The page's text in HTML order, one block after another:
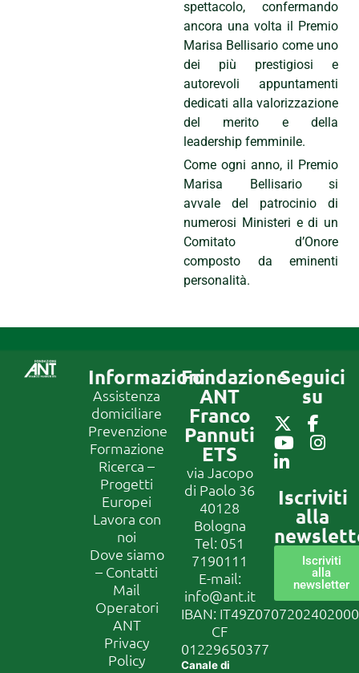
spettacolo, confermando
ancora una volta il Premio
Marisa Bellisario come uno
dei più prestigiosi e
autorevoli appuntamenti
dedicati alla valorizzazione
del merito e della
leadership femminile.
Come ogni anno, il Premio
Marisa Bellisario si
avvale del patrocinio di
numerosi Ministeri e di un
Comitato d’Onore
composto da eminenti
personalità.
Informazioni
Assistenza
domiciliare
Prevenzione
Formazione
Ricerca –
Progetti
Europei
Lavora con
noi
Dove siamo
– Contatti
Mail
Operatori
ANT
Privacy
Policy
Fondazione
ANT
Franco
Pannuti
ETS
via Jacopo
di Paolo 36
40128
Bologna
Tel: 051
7190111
E-mail:
info@ant.it
IBAN:
CF
01229650377
Canale di
Seguici
su
Iscriviti
alla
Iscriviti
alla
newsletter